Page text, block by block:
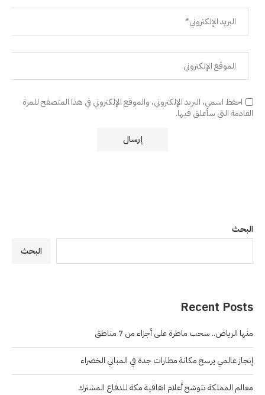
احفظ اسمي، البريد الإلكتروني، والموقع الإلكتروني في هذا المتصفح للمرة
القادمة التي سأعلق فيها.
البحث
البحث
Recent Posts
منها الرياض.. سحب ماطرة على أجزاء من 7 مناطق
إنجاز عالمي يرسخ مكانة مطارات جدة في المباني الخضراء
معالم المملكة تتوشح أعلام اتفاقية مكة للدفاع المشترك